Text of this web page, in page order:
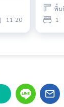
11-20
พื้น
1